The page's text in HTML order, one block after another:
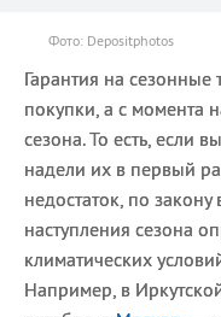
Фото: Depositphotos
Гарантия на
покупки, а с момента
сезона. То есть, если
надели их в первый
недостаток, по
наступления сезона
климатических
Например, в